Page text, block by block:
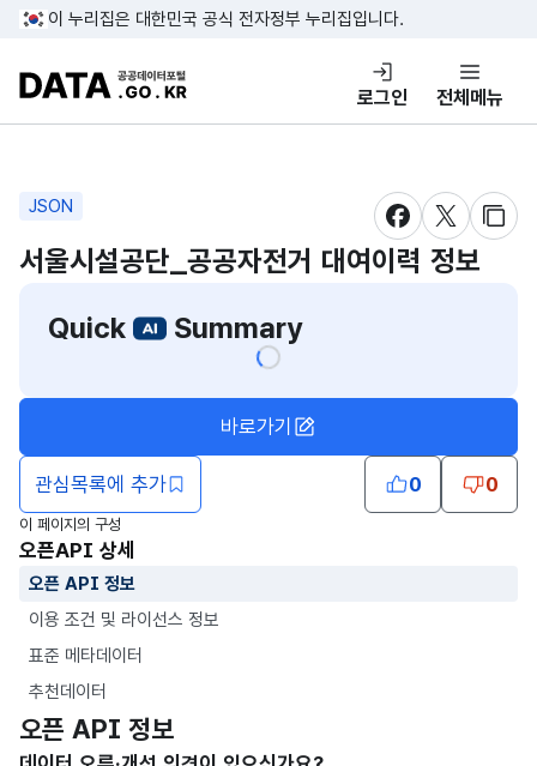
콘텐츠 바로가기
푸터 바로가기
이 누리집은 대한민국 공식 전자정부 누리집입니다.
DATA.GO.KR 공공데이터포털
로그인 전체메뉴
JSON
새창 열림새창 열림
새창
서울시설공단_공공자전거 대여이력 정보
Quick
Summary
관심목록에 추가
바로가기
0 0
이 페이지의 구성
오픈API 상세
오픈 API 정보
이용 조건 및 라이선스 정보
표준 메타데이터
추천데이터
오픈 API 정보